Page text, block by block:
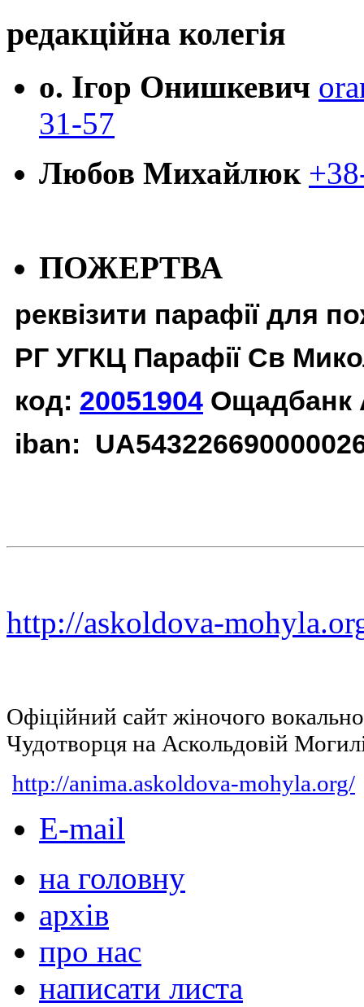
редакційна колегія
о. Ігор Онишкевич
31-57
Любов Михайлюк
ПОЖЕРТВА
реквізити парафії для
РГ УГКЦ Парафії Св
код: 20051904 Ощадбанк
iban:
http://askoldova-
Офіційний сайт жіночого
Чудотворця на Аскольдовій
http://anima.askoldova-mohyla.org/
E-mail
на головну
архів
про нас
написати листа